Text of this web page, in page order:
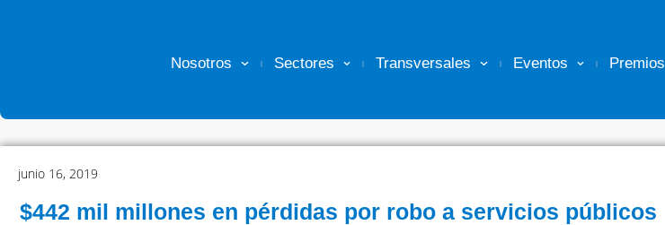
Nosotros Sectores Transversales Eventos Premios
junio 16, 2019
$442 mil millones en pérdidas por robo a servicios públicos